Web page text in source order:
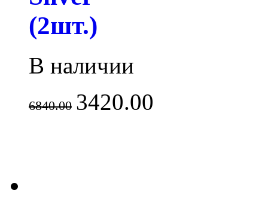
(2шт.)
В наличии
6840.00 3420.00